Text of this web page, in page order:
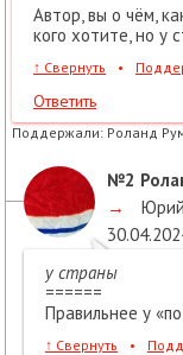
Автор, вы о чём,
кого хотите, но у
↑ Свернуть •
Ответить
Поддержали: Роланд
№2
→
у страны
======
Правильнее у
↑ Свернуть •